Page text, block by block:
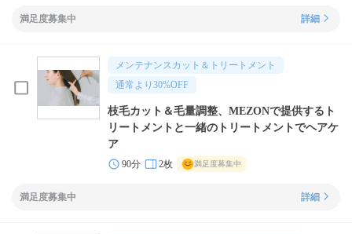
満足度募集中 詳細
メンテナンスカット＆トリートメント
通常より 30%OFF
枝毛カット＆毛量調整、MEZONで提供するト
リートメントと一緒のトリートメントでヘアケ
ア
90分 2枚 満足度募集中
満足度募集中 詳細